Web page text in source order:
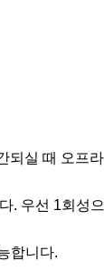
실 때 오프
. 우선 1회성
합니다.